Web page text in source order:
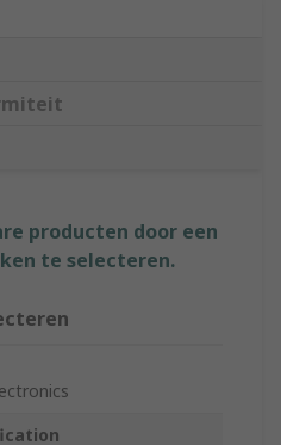
producten door een
te selecteren.